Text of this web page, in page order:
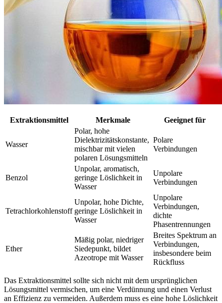
Extraktionsmittel Merkmale Geeignet für
Wasser
Polar, hohe
Dielektrizitätskonstante,
mischbar mit vielen
polaren Lösungsmitteln
Polare
Verbindungen
Benzol
Unpolar, aromatisch,
geringe Löslichkeit in
Wasser
Unpolare
Verbindungen
Tetrachlorkohlenstoff
Unpolar, hohe Dichte,
geringe Löslichkeit in
Wasser
Unpolare
Verbindungen,
dichte
Phasentrennungen
Ether
Mäßig polar, niedriger
Siedepunkt, bildet
Azeotrope mit Wasser
Breites Spektrum an
Verbindungen,
insbesondere beim
Rückfluss
Das Extraktionsmittel sollte sich nicht mit dem ursprünglichen
Lösungsmittel vermischen, um eine Verdünnung und einen Verlust
an Effizienz zu vermeiden. Außerdem muss es eine hohe Löslichkeit